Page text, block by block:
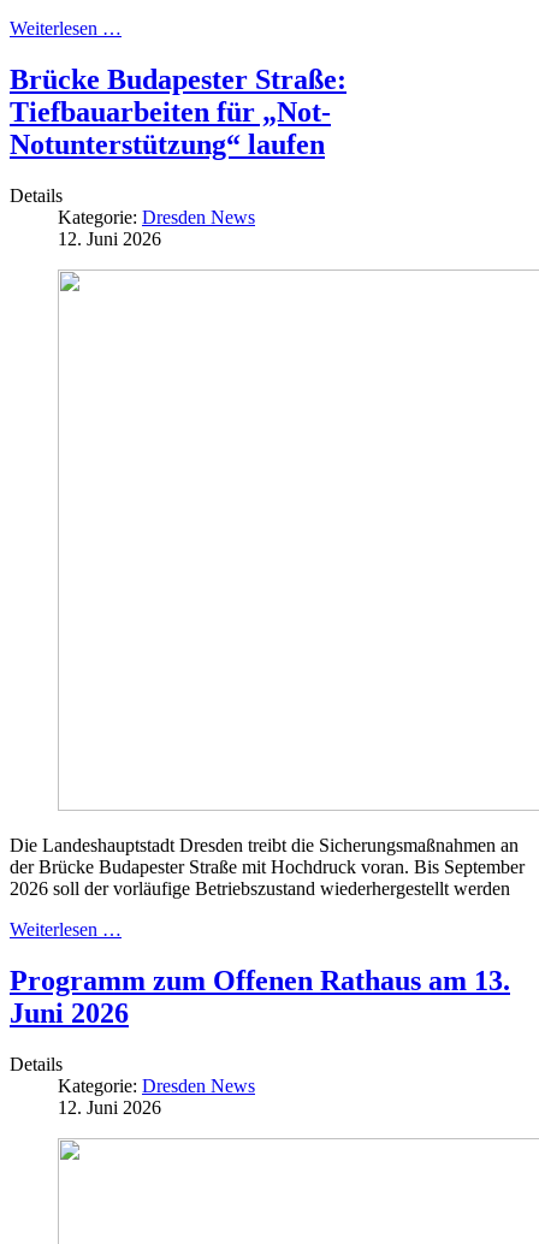
Weiterlesen …
Brücke Budapester Straße:
Tiefbauarbeiten für „Not-
Notunterstützung“ laufen
Details
Kategorie: Dresden News
12. Juni 2026
Die Landeshauptstadt Dresden treibt die Sicherungsmaßnahmen an
der Brücke Budapester Straße mit Hochdruck voran. Bis September
2026 soll der vorläufige Betriebszustand wiederhergestellt werden
Weiterlesen …
Programm zum Offenen Rathaus am 13.
Juni 2026
Details
Kategorie: Dresden News
12. Juni 2026